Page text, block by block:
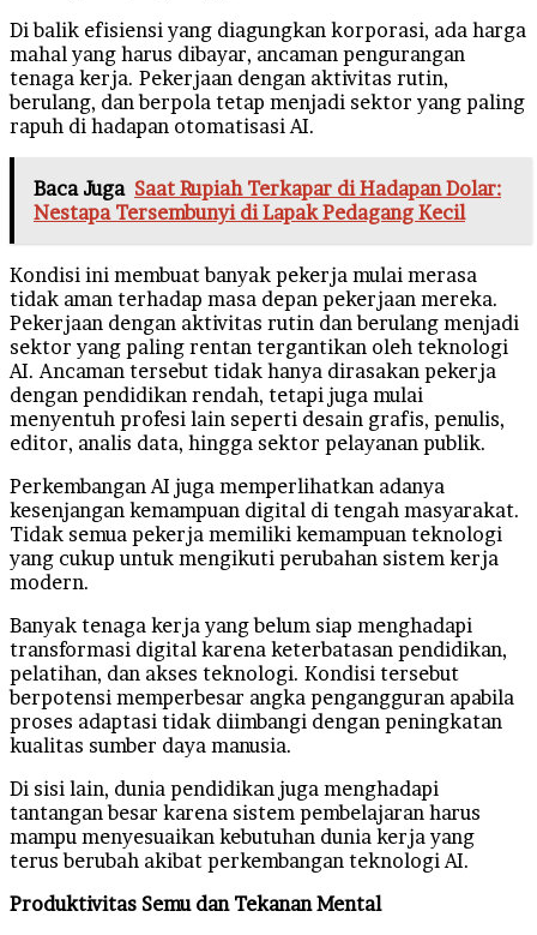
​Di balik efisiensi yang diagungkan korporasi, ada harga
mahal yang harus dibayar, ancaman pengurangan
tenaga kerja. Pekerjaan dengan aktivitas rutin,
berulang, dan berpola tetap menjadi sektor yang paling
rapuh di hadapan otomatisasi AI.
Baca Juga Saat Rupiah Terkapar di Hadapan Dolar:
Nestapa Tersembunyi di Lapak Pedagang Kecil
Kondisi ini membuat banyak pekerja mulai merasa
tidak aman terhadap masa depan pekerjaan mereka.
Pekerjaan dengan aktivitas rutin dan berulang menjadi
sektor yang paling rentan tergantikan oleh teknologi
AI. Ancaman tersebut tidak hanya dirasakan pekerja
dengan pendidikan rendah, tetapi juga mulai
menyentuh profesi lain seperti desain grafis, penulis,
editor, analis data, hingga sektor pelayanan publik.
Perkembangan AI juga memperlihatkan adanya
kesenjangan kemampuan digital di tengah masyarakat.
Tidak semua pekerja memiliki kemampuan teknologi
yang cukup untuk mengikuti perubahan sistem kerja
modern.
Banyak tenaga kerja yang belum siap menghadapi
transformasi digital karena keterbatasan pendidikan,
pelatihan, dan akses teknologi. Kondisi tersebut
berpotensi memperbesar angka pengangguran apabila
proses adaptasi tidak diimbangi dengan peningkatan
kualitas sumber daya manusia.
Di sisi lain, dunia pendidikan juga menghadapi
tantangan besar karena sistem pembelajaran harus
mampu menyesuaikan kebutuhan dunia kerja yang
terus berubah akibat perkembangan teknologi AI.
Produktivitas Semu dan Tekanan Mental